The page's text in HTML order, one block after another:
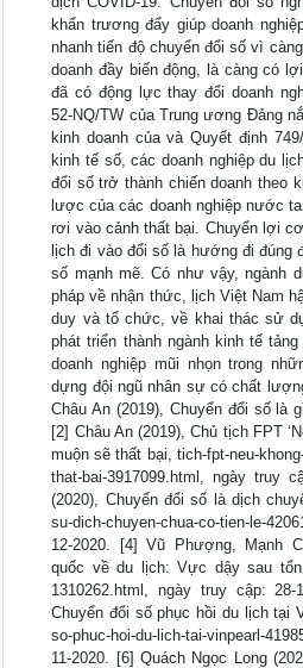
khẩn trương đẩy giúp doanh
nhanh tiến độ chuyển đổi số vì
doanh đầy biến động, là càng có
đã có động lực thay đổi doanh
52-NQ/TW của Trung ương Đảng
kinh doanh của và Quyết định
kinh tế số, các doanh nghiệp du
đổi số trở thành chiến doanh theo
lược của các doanh nghiệp nước
rơi vào cảnh thất bại. Chuyển lợi
lịch đi vào đổi số là hướng đi đúng
số mạnh mẽ. Có như vậy, ngành
pháp về nhận thức, lịch Việt Nam
duy và tổ chức, về khai thác sử
phát triển thành ngành kinh tế
doanh nghiệp mũi nhọn trong
dựng đội ngũ nhân sự có chất
Châu An (2019), Chuyển đổi số là
[2] Châu An (2019), Chủ tịch FPT
muộn sẽ thất bại, tich-fpt-neu-
that-bai-3917099.html, ngày truy
(2020), Chuyển đổi số là dịch
su-dich-chuyen-chua-co-tien-le-
12-2020. [4] Vũ Phượng, Mạnh
quốc về du lịch: Vực dậy sau
1310262.html, ngày truy cập:
Chuyển đổi số phục hồi du lịch tại
so-phuc-hoi-du-lich-tai-vinpearl-
11-2020. [6] Quách Ngọc Long